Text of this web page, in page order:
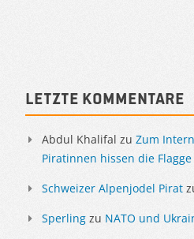
Letzte Kommentare
Abdul Khalifal zu Zum
Piratinnen hissen die
Schweizer Alpenjodel Pirat
Sperling zu NATO und